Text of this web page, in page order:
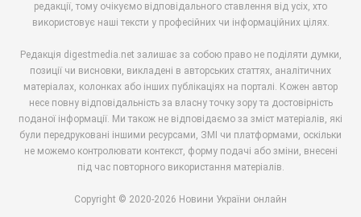
редакції, тому очікуємо відповідального ставлення від усіх, хто
використовує наші тексти у професійних чи інформаційних цілях.
Редакція digestmedia.net залишає за собою право не поділяти думки,
позиції чи висновки, викладені в авторських статтях, аналітичних
матеріалах, колонках або інших публікаціях на порталі. Кожен автор
несе повну відповідальність за власну точку зору та достовірність
поданої інформації. Ми також не відповідаємо за зміст матеріалів, які
були передруковані іншими ресурсами, ЗМІ чи платформами, оскільки
не можемо контролювати контекст, форму подачі або зміни, внесені
під час повторного використання матеріалів.
Copyright © 2020-2026 Новини України онлайн